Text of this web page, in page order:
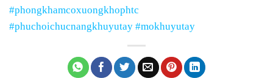
#phongkhamcoxuongkhophtc
#phuchoichucnangkhuyutay #mokhuyutay